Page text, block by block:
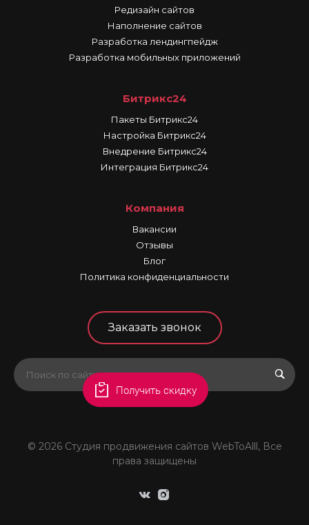
Редизайн сайтов
Наполнение сайтов
Разработка лендингпейдж
Разработка мобильных приложений
Битрикс24
Пакеты Битрикс24
Настройка Битрикс24
Внедрение Битрикс24
Интеграция Битрикс24
Компания
Вакансии
Отзывы
Блог
Политика конфиденциальности
Заказать звонок
© 2026 Студия продвижения сайтов WebToAlll, Все
права защищены
Получить скидку